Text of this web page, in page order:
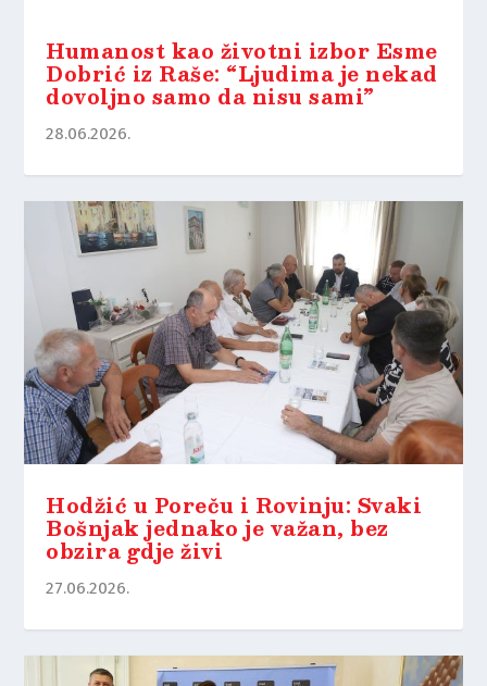
Humanost kao životni izbor Esme
Dobrić iz Raše: “Ljudima je nekad
dovoljno samo da nisu sami”
28.06.2026.
Hodžić u Poreču i Rovinju: Svaki
Bošnjak jednako je važan, bez
obzira gdje živi
27.06.2026.